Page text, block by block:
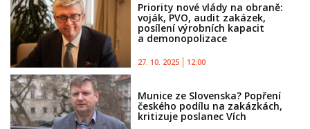
Priority nové vlády na obraně:
voják, PVO, audit zakázek,
posílení výrobních kapacit
a demonopolizace
27. 10. 2025 12:00
Munice ze Slovenska? Popření
českého podílu na zakázkách,
kritizuje poslanec Vích